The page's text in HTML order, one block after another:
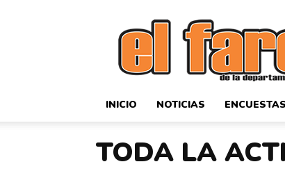
El
Faro
Deportivo
INICIO NOTICIAS ENCUESTAS
TODA LA